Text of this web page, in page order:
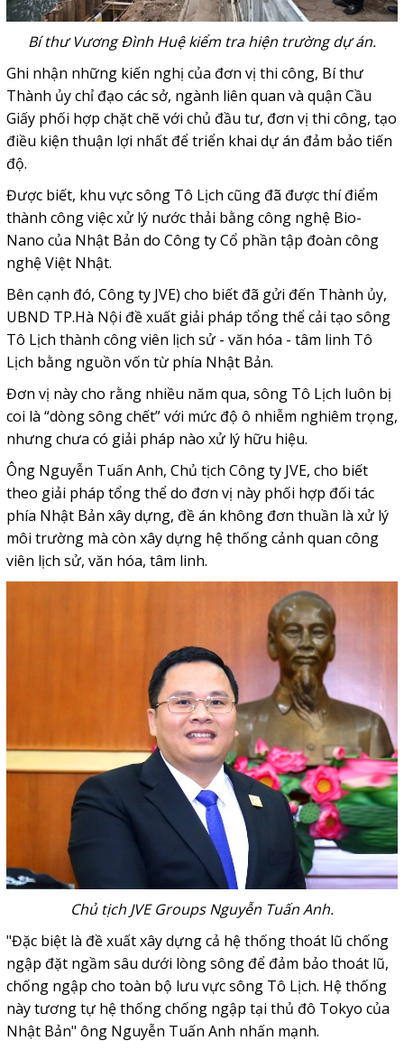
Bí thư Vương Đình Huệ kiểm tra hiện trường dự án.
Ghi nhận những kiến nghị của đơn vị thi công, Bí thư
Thành ủy chỉ đạo các sở, ngành liên quan và quận Cầu
Giấy phối hợp chặt chẽ với chủ đầu tư, đơn vị thi công, tạo
điều kiện thuận lợi nhất để triển khai dự án đảm bảo tiến
độ.
Được biết, khu vực sông Tô Lịch cũng đã được thí điểm
thành công việc xử lý nước thải bằng công nghệ Bio-
Nano của Nhật Bản do Công ty Cổ phần tập đoàn công
nghệ Việt Nhật.
Bên cạnh đó, Công ty JVE) cho biết đã gửi đến Thành ủy,
UBND TP.Hà Nội đề xuất giải pháp tổng thể cải tạo sông
Tô Lịch thành công viên lịch sử - văn hóa - tâm linh Tô
Lịch bằng nguồn vốn từ phía Nhật Bản.
Đơn vị này cho rằng nhiều năm qua, sông Tô Lịch luôn bị
coi là “dòng sông chết” với mức độ ô nhiễm nghiêm trọng,
nhưng chưa có giải pháp nào xử lý hữu hiệu.
Ông Nguyễn Tuấn Anh, Chủ tịch Công ty JVE, cho biết
theo giải pháp tổng thể do đơn vị này phối hợp đối tác
phía Nhật Bản xây dựng, đề án không đơn thuần là xử lý
môi trường mà còn xây dựng hệ thống cảnh quan công
viên lịch sử, văn hóa, tâm linh.
Chủ tịch JVE Groups Nguyễn Tuấn Anh.
"Đặc biệt là đề xuất xây dựng cả hệ thống thoát lũ chống
ngập đặt ngầm sâu dưới lòng sông để đảm bảo thoát lũ,
chống ngập cho toàn bộ lưu vực sông Tô Lịch. Hệ thống
này tương tự hệ thống chống ngập tại thủ đô Tokyo của
Nhật Bản" ông Nguyễn Tuấn Anh nhấn mạnh.